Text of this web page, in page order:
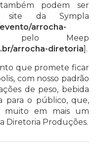
podem ser
site da Sympla
arrocha-
Meep
arrocha-diretoria ].
que promete ficar
com nosso padrão
de peso, bebida
para o público, que,
muito em mais um
Diretoria Produções.